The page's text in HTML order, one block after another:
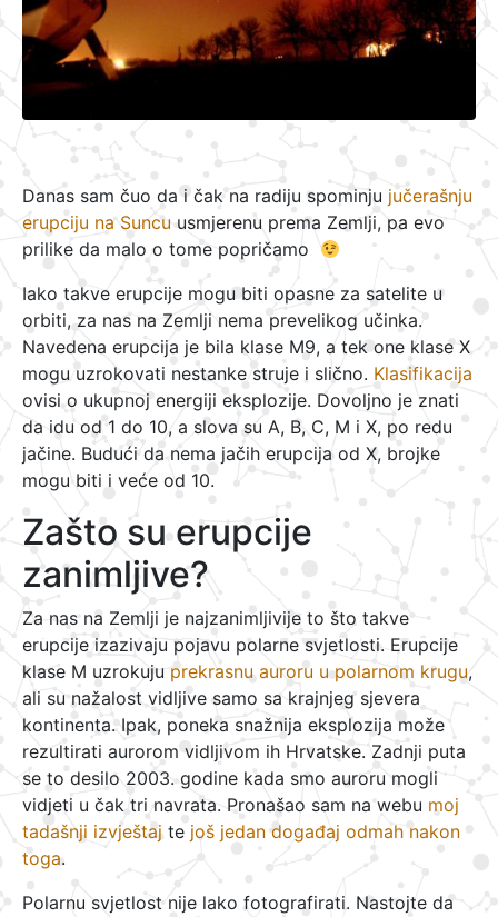
Danas sam čuo da i čak na radiju spominju jučerašnju
erupciju na Suncu usmjerenu prema Zemlji, pa evo
prilike da malo o tome popričamo
Iako takve erupcije mogu biti opasne za satelite u
orbiti, za nas na Zemlji nema prevelikog učinka.
Navedena erupcija je bila klase M9, a tek one klase X
mogu uzrokovati nestanke struje i slično. Klasifikacija
ovisi o ukupnoj energiji eksplozije. Dovoljno je znati
da idu od 1 do 10, a slova su A, B, C, M i X, po redu
jačine. Budući da nema jačih erupcija od X, brojke
mogu biti i veće od 10.
Zašto su erupcije
zanimljive?
Za nas na Zemlji je najzanimljivije to što takve
erupcije izazivaju pojavu polarne svjetlosti. Erupcije
klase M uzrokuju prekrasnu auroru u polarnom krugu,
ali su nažalost vidljive samo sa krajnjeg sjevera
kontinenta. Ipak, poneka snažnija eksplozija može
rezultirati aurorom vidljivom ih Hrvatske. Zadnji puta
se to desilo 2003. godine kada smo auroru mogli
vidjeti u čak tri navrata. Pronašao sam na webu moj
tadašnji izvještaj te još jedan događaj odmah nakon
toga.
Polarnu svjetlost nije lako fotografirati. Nastojte da